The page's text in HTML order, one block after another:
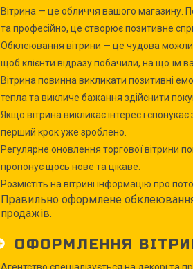
Вітрина — це обличчя вашого магазину.
та професійно, це створює позитивне
Обклеювання вітрини — це чудова
щоб клієнти відразу побачили, на що їм
Вітрина повинна викликати позитивні
тепла та викличе бажання здійснити
Якщо вітрина викликає інтерес і
перший крок уже зроблено.
Регулярне оновлення торгової вітрини
пропонує щось нове та цікаве.
Розмістіть на вітрині інформацію про
Правильно оформлене обклеювання
продажів.
ОФОРМЛЕННЯ
Агентство спеціалізується на декорі та